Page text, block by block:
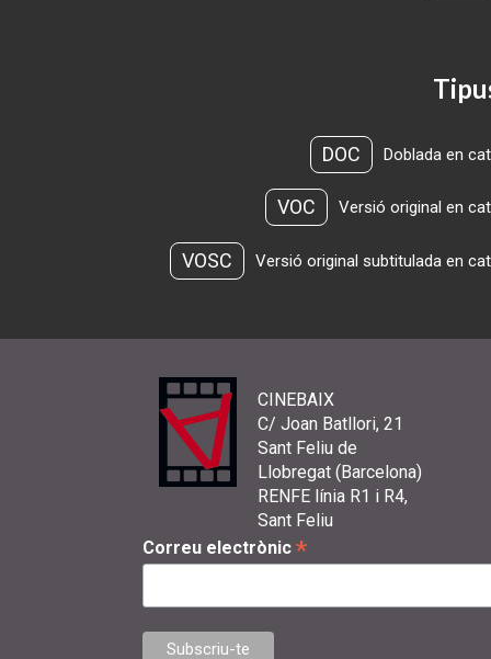
DOC Doblada en
VOC Versió original en
VOSC Versió original subtitulada en
CINEBAIX
C/ Joan Batllori, 21
Sant Feliu de
Llobregat (Barcelona)
RENFE línia R1 i R4,
Sant Feliu
Correu electrònic *